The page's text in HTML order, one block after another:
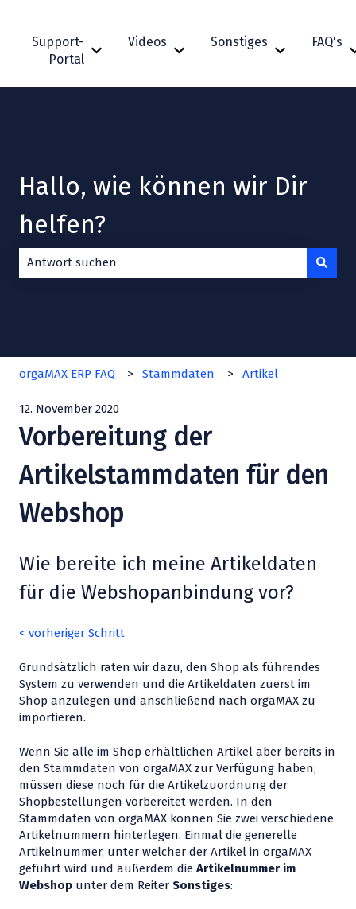
Support-
Portal
Untermenü für Support-Portal anzeigen
Videos
Untermenü für Videos anzeigen
Sonstiges
Untermenü
FAQ's
Hallo, wie können wir Dir
helfen?
orgaMAX ERP FAQ Stammdaten Artikel
12. November 2020
Vorbereitung der
Artikelstammdaten für den
Webshop
Wie bereite ich meine Artikeldaten
für die Webshopanbindung vor?
< vorheriger Schritt
Grundsätzlich raten wir dazu, den Shop als führendes
System zu verwenden und die Artikeldaten zuerst im
Shop anzulegen und anschließend nach orgaMAX zu
importieren.
Wenn Sie alle im Shop erhältlichen Artikel aber bereits in
den Stammdaten von orgaMAX zur Verfügung haben,
müssen diese noch für die Artikelzuordnung der
Shopbestellungen vorbereitet werden. In den
Stammdaten von orgaMAX können Sie zwei verschiedene
Artikelnummern hinterlegen. Einmal die generelle
Artikelnummer, unter welcher der Artikel in orgaMAX
geführt wird und außerdem die Artikelnummer im
Webshop unter dem Reiter Sonstiges: